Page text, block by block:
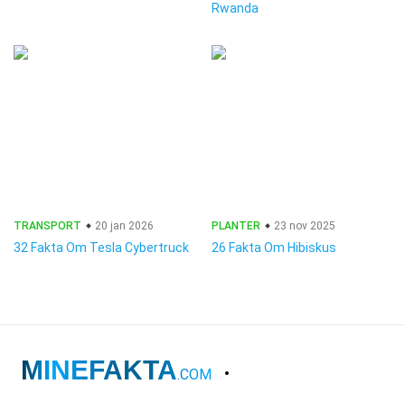
Rwanda
TRANSPORT 20 jan 2026
32 Fakta Om Tesla Cybertruck
PLANTER 23 nov 2025
26 Fakta Om Hibiskus
MINEFAKTA.COM